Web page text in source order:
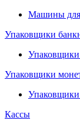
Машины для
Упаковщики
Упаковщики
Кассы